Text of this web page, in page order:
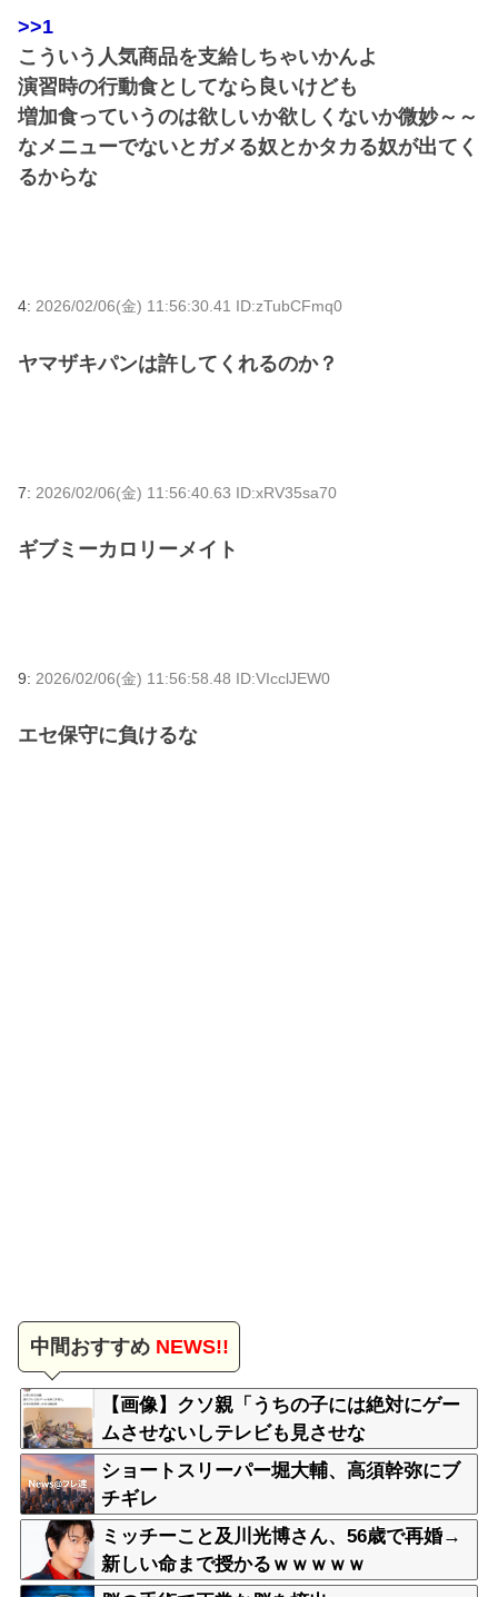
>>1
こういう人気商品を支給しちゃいかんよ
演習時の行動食としてなら良いけども
増加食っていうのは欲しいか欲しくないか微妙～～
なメニューでないとガメる奴とかタカる奴が出てく
るからな
4: 2026/02/06(金) 11:56:30.41 ID:zTubCFmq0
ヤマザキパンは許してくれるのか？
7: 2026/02/06(金) 11:56:40.63 ID:xRV35sa70
ギブミーカロリーメイト
9: 2026/02/06(金) 11:56:58.48 ID:VIcclJEW0
エセ保守に負けるな
中間おすすめNEWS!!
【画像】クソ親「うちの子には絶対にゲー
ムさせないしテレビも見させな
い！！！！！」
ショートスリーパー堀大輔、高須幹弥にブ
チギレ
ミッチーこと及川光博さん、56歳で再婚→
新しい命まで授かるｗｗｗｗｗ